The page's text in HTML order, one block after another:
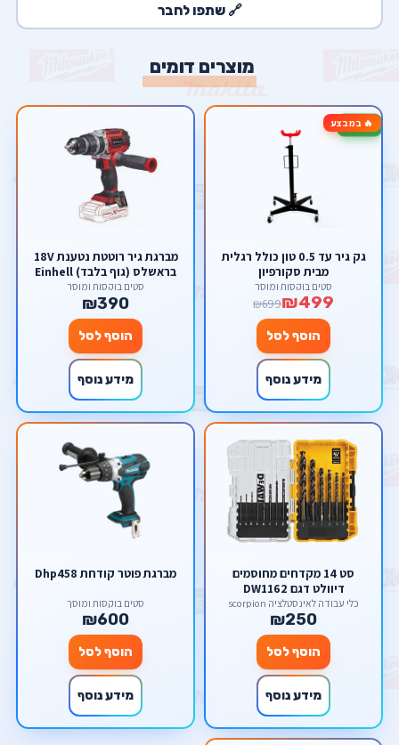
🔗 שתפו לחבר
מוצרים דומים
🔥 במבצע-29%
גק גיר עד 0.5 טון כולל רגלית
מבית סקורפיון
סטים בוקסות ומוסך
₪499
₪699
הוסף לסל
מידע נוסף
מברגת גיר רוטטת נטענת 18V
בראשלס (גוף בלבד) Einhell
18V TE-CD 18 Li-I BL
סטים בוקסות ומוסך
₪390
הוסף לסל
מידע נוסף
סט 14 מקדחים מחוסמים
דיוולט דגם DW1162
כלי עבודה לאינסטלציה scorpion
₪250
הוסף לסל
מידע נוסף
מברגת פוטר קודחת Dhp458
סטים בוקסות ומוסך
₪600
הוסף לסל
מידע נוסף